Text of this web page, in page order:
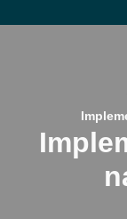
implementação da lgpd